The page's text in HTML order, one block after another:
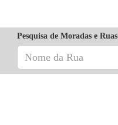
Pesquisa de Moradas e Ruas